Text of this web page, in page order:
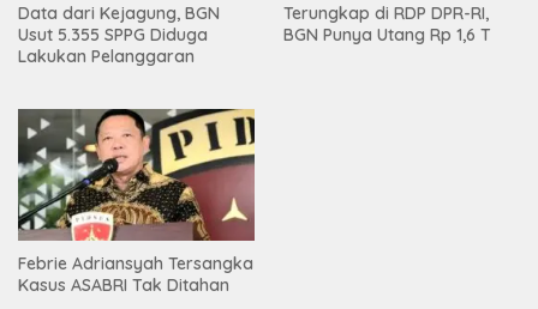
Data dari Kejagung, BGN
Usut 5.355 SPPG Diduga
Lakukan Pelanggaran
Terungkap di RDP DPR-RI,
BGN Punya Utang Rp 1,6 T
Febrie Adriansyah Tersangka
Kasus ASABRI Tak Ditahan